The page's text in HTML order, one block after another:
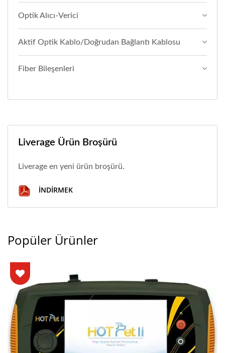
Optik Alıcı-Verici
Aktif Optik Kablo/Doğrudan Bağlantı Kablosu
Fiber Bileşenleri
Liverage Ürün Broşürü
Liverage en yeni ürün broşürü.
İNDIRMEK
Popüler Ürünler